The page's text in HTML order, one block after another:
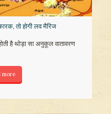
तो होगी लव मैरिज
है थोड़ा सा अनुकूल वातावरण
more